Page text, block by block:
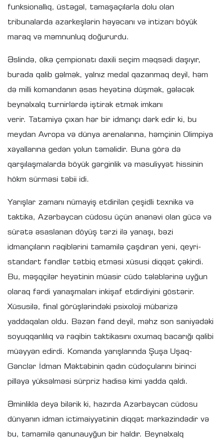
funksionallıq, üstəgəl, tamaşaçılarla dolu olan
tribunalarda azarkeşlərin həyəcanı və intizarı böyük
maraq və məmnunluq doğururdu.
Əslində, ölkə çempionatı daxili seçim məqsədi daşıyır,
burada qalib gəlmək, yalnız medal qazanmaq deyil, həm
də milli komandanın əsas heyətinə düşmək, gələcək
beynəlxalq turnirlərdə iştirak etmək imkanı
verir. Tatamiyə çıxan hər bir idmançı dərk edir ki, bu
meydan Avropa və dünya arenalarına, həmçinin Olimpiya
xəyallarına gedən yolun təməlidir. Buna görə də
qarşılaşmalarda böyük gərginlik və məsuliyyət hissinin
hökm sürməsi təbii idi.
Yarışlar zamanı nümayiş etdirilən çeşidli texnika və
taktika, Azərbaycan cüdosu üçün ənənəvi olan gücə və
sürətə əsaslanan döyüş tərzi ilə yanaşı, bəzi
idmançıların rəqiblərini tamamilə çaşdıran yeni, qeyri-
standart fəndlər tətbiq etməsi xüsusi diqqət çəkirdi.
Bu, məşqçilər heyətinin müasir cüdo tələblərinə uyğun
olaraq fərdi yanaşmaları inkişaf etdirdiyini göstərir.
Xüsusilə, final görüşlərindəki psixoloji mübarizə
yaddaqalan oldu. Bəzən fənd deyil, məhz son saniyədəki
soyuqqanlılıq və rəqibin taktikasını oxumaq bacarığı qalibi
müəyyən edirdi. Komanda yarışlarında Şuşa Uşaq-
Gənclər İdman Məktəbinin qadın cüdoçularını birinci
pilləyə yüksəlməsi sürpriz hadisə kimi yadda qaldı.
Əminliklə deyə bilərik ki, hazırda Azərbaycan cüdosu
dünyanın idman ictimaiyyətinin diqqət mərkəzindədir və
bu, tamamilə qanunauyğun bir haldır. Beynəlxalq